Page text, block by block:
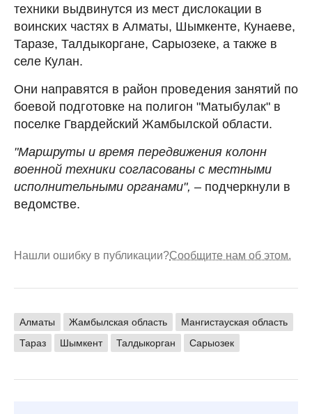
техники выдвинутся из мест дислокации в
воинских частях в Алматы, Шымкенте, Кунаеве,
Таразе, Талдыкоргане, Сарыозеке, а также в
селе Кулан.
Они направятся в район проведения занятий по
боевой подготовке на полигон "Матыбулак" в
поселке Гвардейский Жамбылской области.
"Маршруты и время передвижения колонн
военной техники согласованы с местными
исполнительными органами", – подчеркнули в
ведомстве.
Нашли ошибку в публикации?Сообщите нам об этом.
Алматы Жамбылская область
Мангистауская область
Тараз
Шымкент Талдыкорган Сарыозек